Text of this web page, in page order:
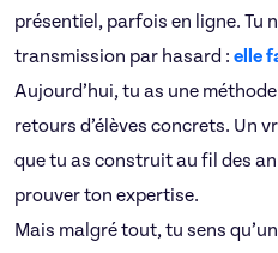
présentiel, parfois en ligne. Tu
transmission par hasard : elle
Aujourd’hui, tu as une
retours d’élèves concrets. Un
que tu as construit au fil des
prouver ton expertise.
Mais malgré tout, tu sens